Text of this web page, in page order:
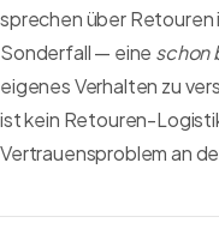
sprechen über Retouren
Sonderfall — eine schon
eigenes Verhalten zu
ist kein Retouren-
Vertrauensproblem an